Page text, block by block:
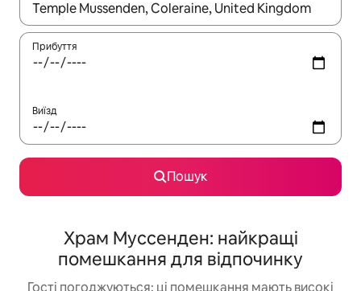
Отримавши результати пошуку, використовуйте для
Прибуття
Виїзд
Пошук
Храм Муссенден: найкращі
помешкання для відпочинку
Гості погоджуються: ці помешкання мають високі